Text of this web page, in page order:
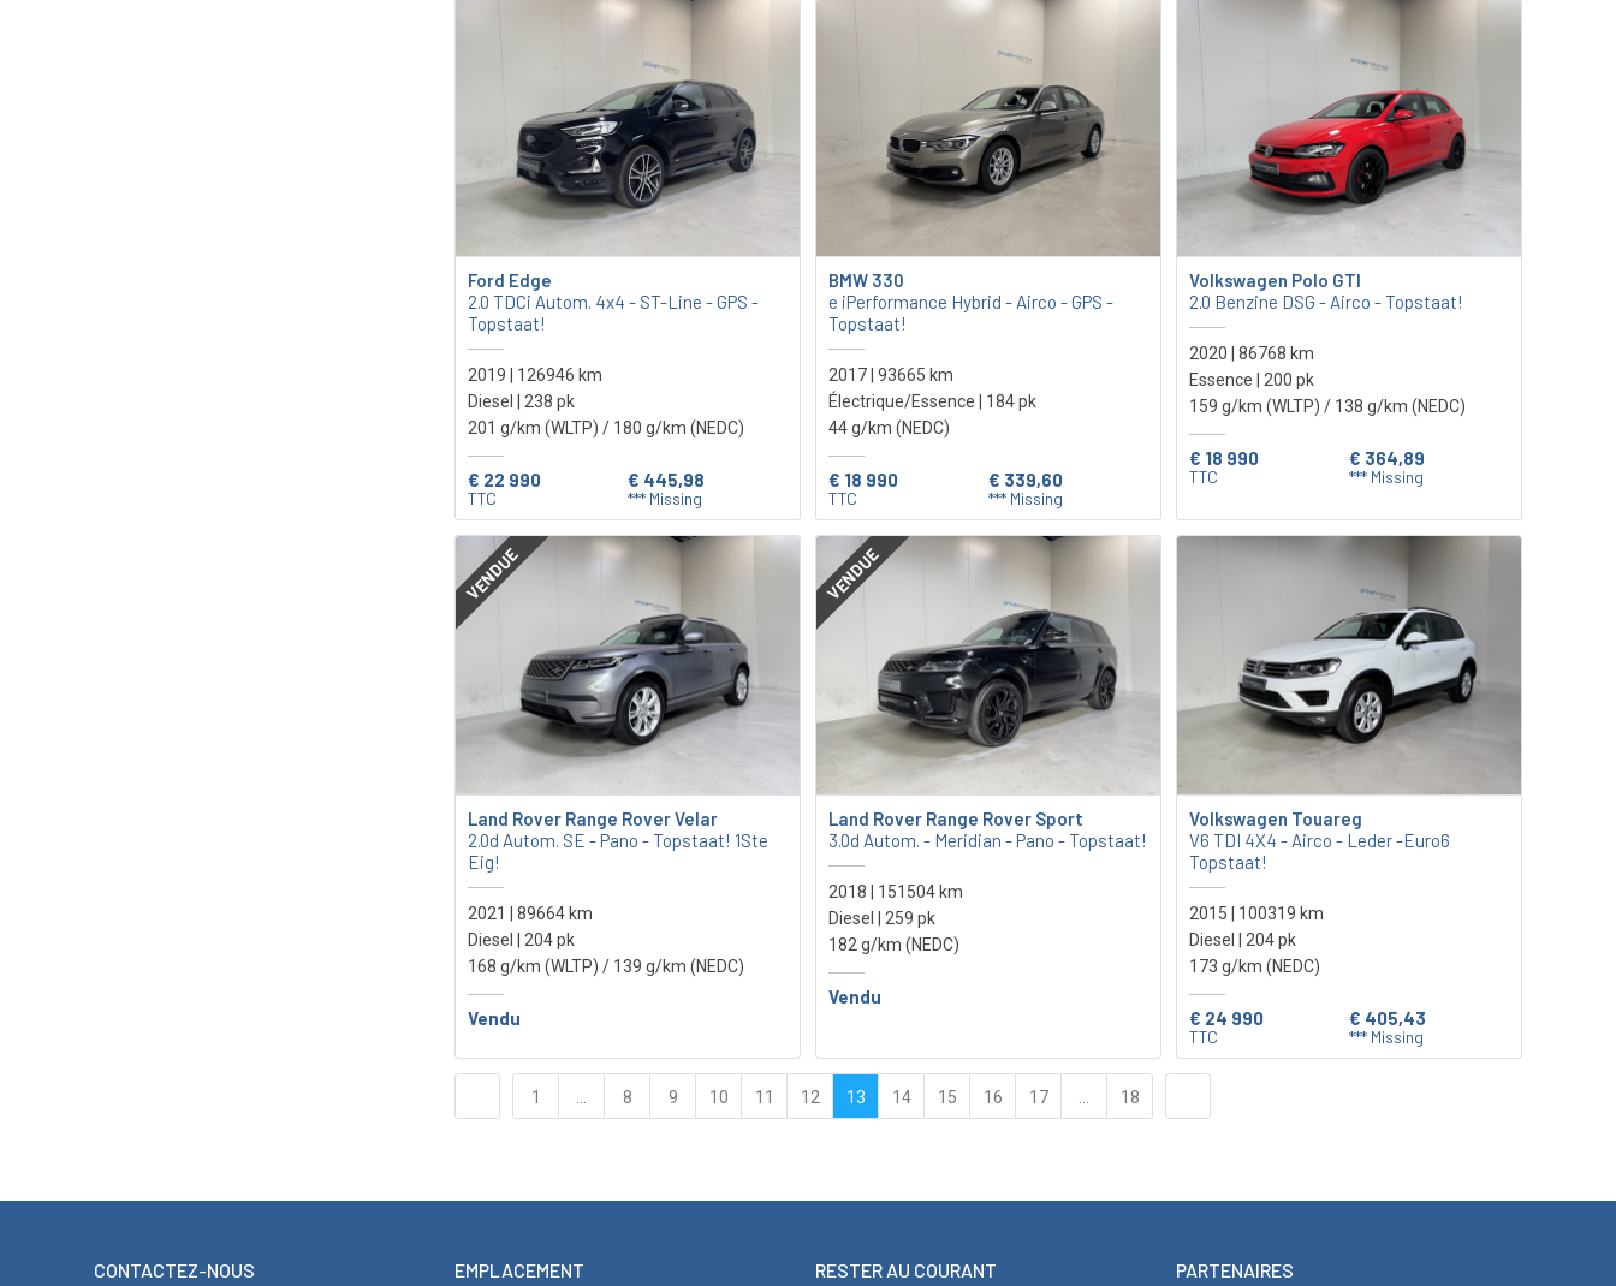
Ford Edge
2.0 TDCi Autom. 4x4 - ST-Line - GPS -
Topstaat!
2019 | 126946 km
Diesel | 238 pk
201 g/km (WLTP) / 180 g/km (NEDC)
€ 22 990
TTC
€ 445,98
*** Missing
BMW 330
e iPerformance Hybrid - Airco - GPS -
Topstaat!
2017 | 93665 km
Électrique/Essence | 184 pk
44 g/km (NEDC)
€ 18 990
TTC
€ 339,60
*** Missing
Volkswagen Polo GTI
2.0 Benzine DSG - Airco - Topstaat!
2020 | 86768 km
Essence | 200 pk
159 g/km (WLTP) / 138 g/km (NEDC)
€ 18 990
TTC
€ 364,89
*** Missing
VENDUE
Land Rover Range Rover Velar
2.0d Autom. SE - Pano - Topstaat! 1Ste
Eig!
2021 | 89664 km
Diesel | 204 pk
168 g/km (WLTP) / 139 g/km (NEDC)
Vendu
VENDUE
Land Rover Range Rover Sport
3.0d Autom. - Meridian - Pano - Topstaat!
2018 | 151504 km
Diesel | 259 pk
182 g/km (NEDC)
Vendu
Volkswagen Touareg
V6 TDI 4X4 - Airco - Leder -Euro6
Topstaat!
2015 | 100319 km
Diesel | 204 pk
173 g/km (NEDC)
€ 24 990
TTC
€ 405,43
*** Missing
1 8 9 10 11 12 13 14 15 16 17 18
CONTACTEZ-NOUS EMPLACEMENT RESTER AU COURANT PARTENAIRES